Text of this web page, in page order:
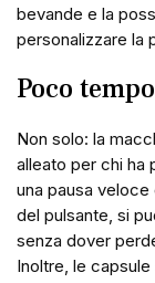
bevande e la
personalizzare la
Poco
Non solo: la
alleato per chi ha
una pausa veloce
del pulsante, si
senza dover
Inoltre, le